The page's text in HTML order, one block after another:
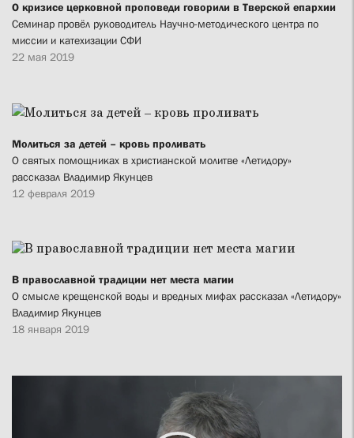
О кризисе церковной проповеди говорили в Тверской епархии
Семинар провёл руководитель Научно-методического центра по
миссии и катехизации СФИ
22 мая 2019
Молиться за детей – кровь проливать
О святых помощниках в христианской молитве «Летидору»
рассказал Владимир Якунцев
12 февраля 2019
В православной традиции нет места магии
О смысле крещенской воды и вредных мифах рассказал «Летидору»
Владимир Якунцев
18 января 2019